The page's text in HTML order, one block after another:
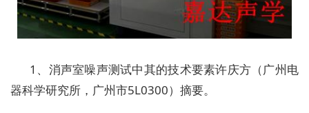
1、消声室噪声测试中其的技术要素许庆方（广州电
器科学研究所，广州市5L0300）摘要。